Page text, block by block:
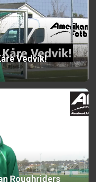
Vedvik!
Roughriders